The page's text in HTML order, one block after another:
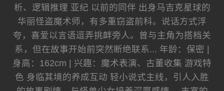
析、逻辑推理 亚纪 以前的同伴 出身马吉克星球的
华丽怪盗魔术师，有多重窃盗前科。说话方式浮
夸，喜爱以言语逗弄挑衅旁人。曾与主角为搭档关
系，但在故事开始前突然断绝联系... 年龄：保密 |
身高：162cm | 兴趣：魔术表演、古董收集 游戏特
色 身临其境的养成互动 轻小说式主线，引人入胜